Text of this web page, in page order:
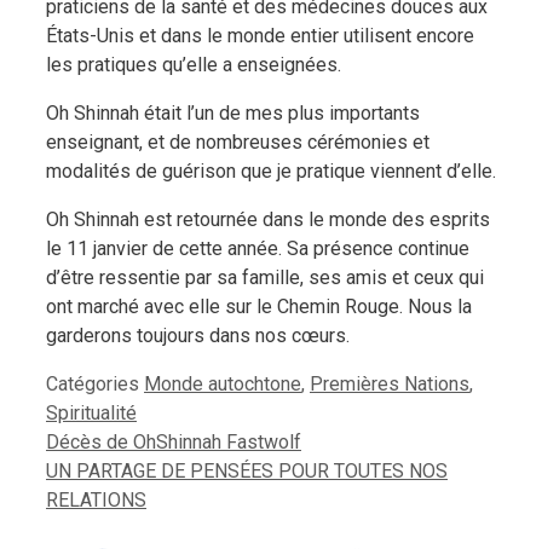
praticiens de la santé et des médecines douces aux
États-Unis et dans le monde entier utilisent encore
les pratiques qu’elle a enseignées.
Oh Shinnah était l’un de mes plus importants
enseignant, et de nombreuses cérémonies et
modalités de guérison que je pratique viennent d’elle.
Oh Shinnah est retournée dans le monde des esprits
le 11 janvier de cette année. Sa présence continue
d’être ressentie par sa famille, ses amis et ceux qui
ont marché avec elle sur le Chemin Rouge. Nous la
garderons toujours dans nos cœurs.
Catégories Monde autochtone, Premières Nations,
Spiritualité
Décès de OhShinnah Fastwolf
UN PARTAGE DE PENSÉES POUR TOUTES NOS
RELATIONS